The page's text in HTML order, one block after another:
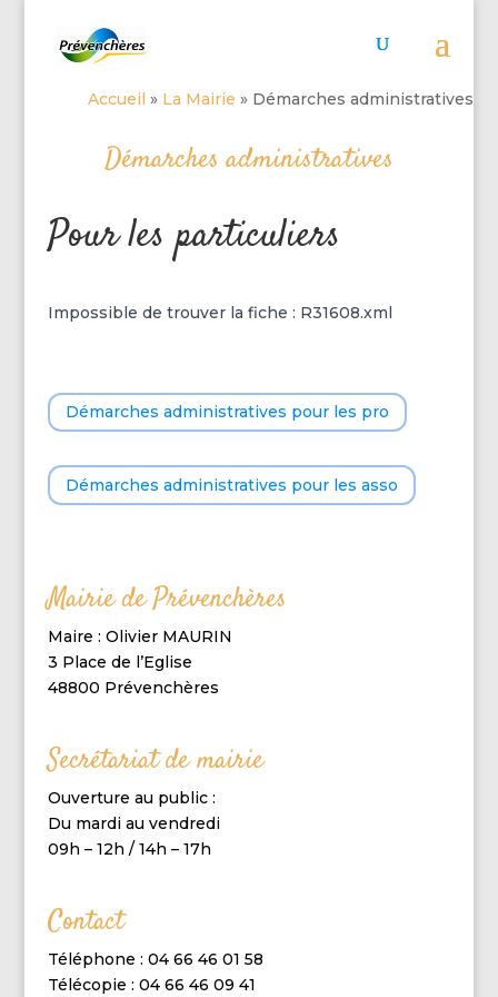
Accueil » La Mairie » Démarches administratives
Démarches administratives
Pour les particuliers
Impossible de trouver la fiche : R31608.xml
Démarches administratives pour les pro
Démarches administratives pour les asso
Mairie de Prévenchères
Maire : Olivier MAURIN
3 Place de l’Eglise
48800 Prévenchères
Secrétariat de mairie
Ouverture au public :
Du mardi au vendredi
09h – 12h / 14h – 17h
Contact
Téléphone : 04 66 46 01 58
Télécopie : 04 66 46 09 41